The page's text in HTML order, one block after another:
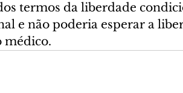
termos da liberdade
e não poderia esperar a
médico.